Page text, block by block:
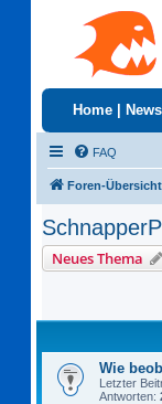
Home News
FAQ
Foren-Übersicht
Neues Thema
Wie
Letzter
Antworten: